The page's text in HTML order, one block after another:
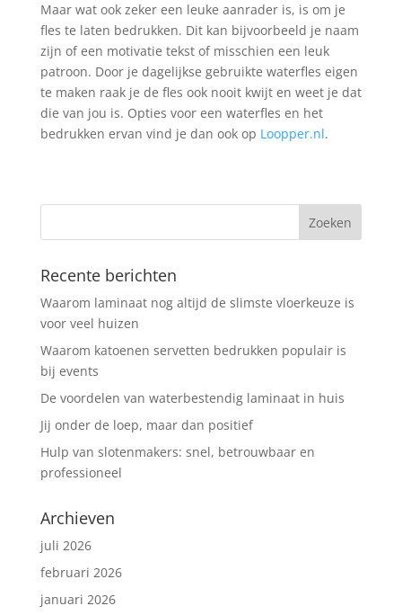
Maar wat ook zeker een leuke aanrader is, is om je
fles te laten bedrukken. Dit kan bijvoorbeeld je naam
zijn of een motivatie tekst of misschien een leuk
patroon. Door je dagelijkse gebruikte waterfles eigen
te maken raak je de fles ook nooit kwijt en weet je dat
die van jou is. Opties voor een waterfles en het
bedrukken ervan vind je dan ook op Loopper.nl.
Recente berichten
Waarom laminaat nog altijd de slimste vloerkeuze is
voor veel huizen
Waarom katoenen servetten bedrukken populair is
bij events
De voordelen van waterbestendig laminaat in huis
Jij onder de loep, maar dan positief
Hulp van slotenmakers: snel, betrouwbaar en
professioneel
Archieven
juli 2026
februari 2026
januari 2026